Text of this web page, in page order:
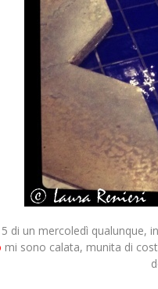
di un mercoledì qualunque,
mi sono calata, munita di